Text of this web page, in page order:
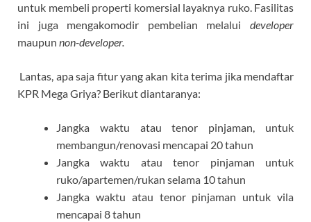
untuk membeli properti komersial layaknya ruko. Fasilitas
ini juga mengakomodir pembelian melalui developer
maupun non-developer.
Lantas, apa saja fitur yang akan kita terima jika mendaftar
KPR Mega Griya? Berikut diantaranya:
Jangka waktu atau tenor pinjaman, untuk
membangun/renovasi mencapai 20 tahun
Jangka waktu atau tenor pinjaman untuk
ruko/apartemen/rukan selama 10 tahun
Jangka waktu atau tenor pinjaman untuk vila
mencapai 8 tahun